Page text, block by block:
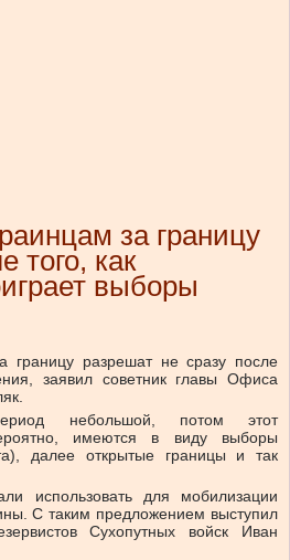
за границу
того, как
выборы
границу разрешат не сразу после
заявил советник главы Офиса
небольшой, потом этот
имеются в виду выборы
далее открытые границы и так
использовать для мобилизации
С таким предложением выступил
Сухопутных войск Иван